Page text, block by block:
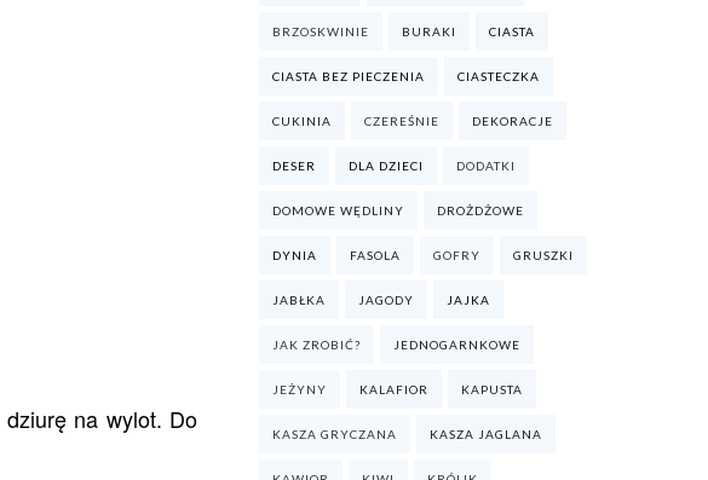
na wylot. Do
BRZOSKWINIE BURAKI CIASTA
CIASTA BEZ PIECZENIA CIASTECZKA
CUKINIA CZEREŚNIE DEKORACJE
DESER DLA DZIECI DODATKI
DOMOWE WĘDLINY DROŻDŻOWE
DYNIA FASOLA GOFRY GRUSZKI
JABŁKA JAGODY JAJKA
JAK ZROBIĆ? JEDNOGARNKOWE
JEŻYNY KALAFIOR KAPUSTA
KASZA GRYCZANA KASZA JAGLANA